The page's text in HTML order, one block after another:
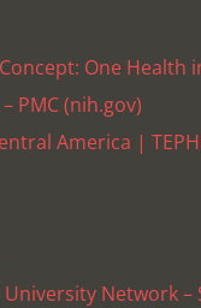
One Health
PMC (nih.gov)
America |
Network –